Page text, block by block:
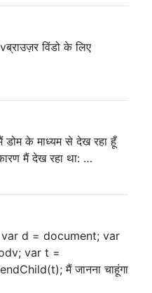
विंडो के लिए
डोम के माध्यम से देख रहा हूँ
मैं देख रहा था: …
var d = document; var
var t =
मैं जानना चाहूंगा